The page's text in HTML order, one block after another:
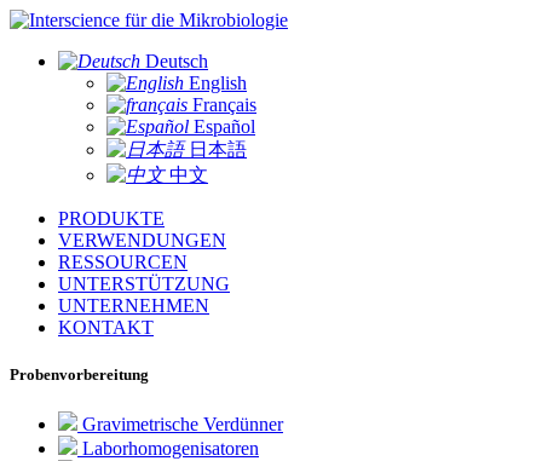
für die Mikrobiologie
Deutsch
English
Français
Español
日本語
中文
PRODUKTE
VERWENDUNGEN
RESSOURCEN
UNTERSTÜTZUNG
UNTERNEHMEN
KONTAKT
Probenvorbereitung
Gravimetrische Verdünner
Laborhomogenisatoren